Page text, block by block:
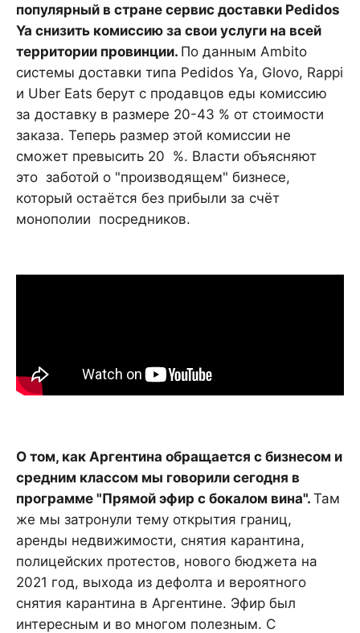
популярный в стране сервис доставки Pedidos
Ya снизить комиссию за свои услуги на всей
территории провинции. По данным Ambito
системы доставки типа Pedidos Ya, Glovo, Rappi
и Uber Eats берут с продавцов еды комиссию
за доставку в размере 20-43 % от стоимости
заказа. Теперь размер этой комиссии не
сможет превысить 20 %. Власти объясняют
это заботой о "производящем" бизнесе,
который остаётся без прибыли за счёт
монополии посредников.
О том, как Аргентина обращается с бизнесом и
средним классом мы говорили сегодня в
программе "Прямой эфир с бокалом вина". Там
же мы затронули тему открытия границ,
аренды недвижимости, снятия карантина,
полицейских протестов, нового бюджета на
2021 год, выхода из дефолта и вероятного
снятия карантина в Аргентине. Эфир был
интересным и во многом полезным. С